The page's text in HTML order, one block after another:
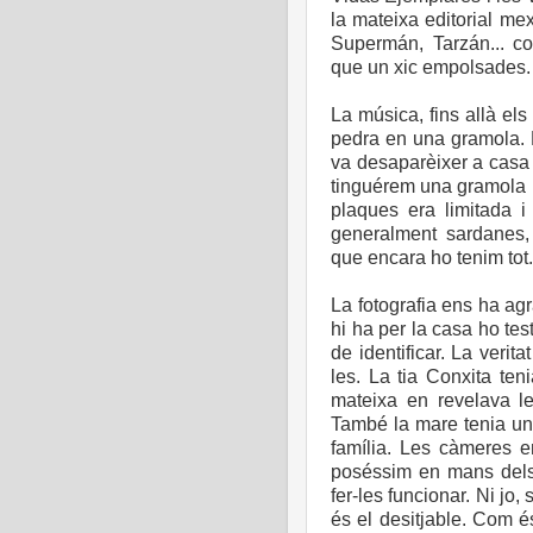
la mateixa editorial
Supermán, Tarzán...
que un xic
La música, fins allà
pedra en una gramola.
va desaparèixer a
tinguérem una gramola
plaques era limitada
generalment
que encara ho tenim tot.
La fotografia ens ha
hi ha per la casa ho
de identificar. La
les. La tia Conxita
mateixa en revelava
També la mare tenia
família. Les càmeres
poséssim en mans
fer-les funcionar. Ni jo,
és el desitjable. Com